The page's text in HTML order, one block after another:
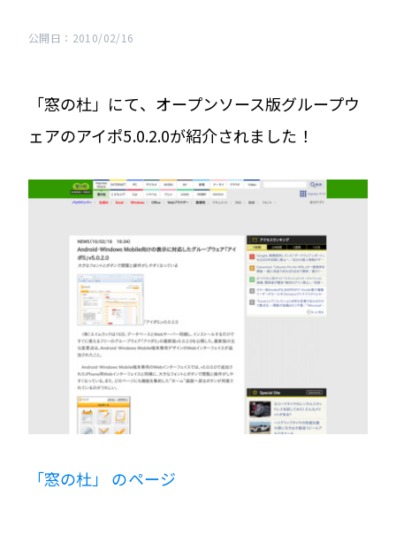
公開日：2010/02/16
「窓の杜」にて、オープンソース版グループウ
ェアのアイポ5.0.2.0が紹介されました！
「窓の杜」 のページ